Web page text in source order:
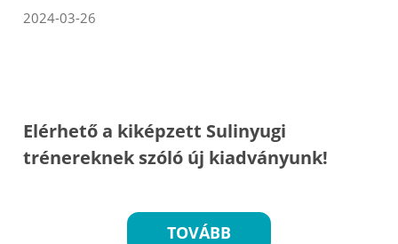
2024-03-26
Elérhető a kiképzett Sulinyugi
trénereknek szóló új kiadványunk!
TOVÁBB